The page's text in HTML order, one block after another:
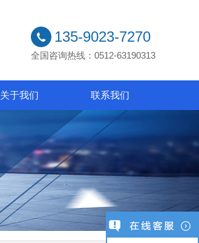
135-9023-7270
全国咨询热线：0512-63190313
关于我们 联系我们